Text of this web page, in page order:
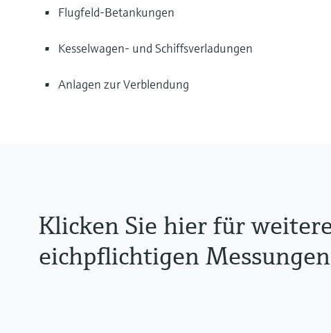
Flugfeld-Betankungen
Kesselwagen- und Schiffsverladungen
Anlagen zur Verblendung
Klicken Sie hier für
eichpflichtigen Messungen